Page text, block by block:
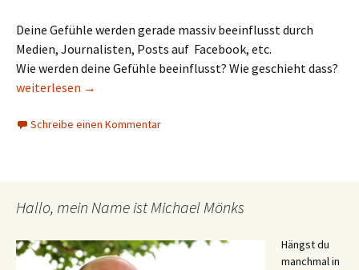
Deine Gefühle werden gerade massiv beeinflusst durch
Medien, Journalisten, Posts auf Facebook, etc.
Wie werden deine Gefühle beeinflusst? Wie geschieht dass?
Wie werden deine Gefühle beeinflusst?
weiterlesen →
Schreibe einen Kommentar
Hallo, mein Name ist Michael Mönks
Hängst du
manchmal in